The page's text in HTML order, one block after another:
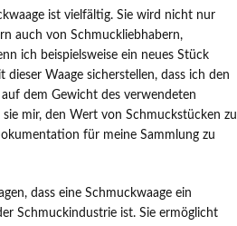
ist vielfältig. Sie wird nicht nur
auch von Schmuckliebhabern,
ich beispielsweise ein neues Stück
Waage sicherstellen, dass ich den
dem Gewicht des verwendeten
mir, den Wert von Schmuckstücken zu
für meine Sammlung zu
dass eine Schmuckwaage ein
Schmuckindustrie ist. Sie ermöglicht